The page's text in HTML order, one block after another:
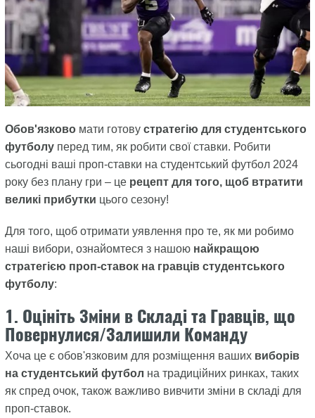
Обов'язковомати готову стратегію для студентського
футболуперед тим, як робити свої ставки. Робити
сьогодні ваші проп-ставки на студентський футбол 2024
року без плану гри – це рецепт для того, щоб втратити
великі прибутки цього сезону!
Для того, щоб отримати уявлення про те, як ми робимо
наші вибори, ознайомтеся з нашою найкращою
стратегією проп-ставок на гравців студентського
футболу:
1. Оцініть Зміни в Складі та Гравців, що
Повернулися/Залишили Команду
Хоча це є обов'язковим для розміщення ваших виборів
на студентський футбол на традиційних ринках, таких
як спред очок, також важливо вивчити зміни в складі для
проп-ставок.